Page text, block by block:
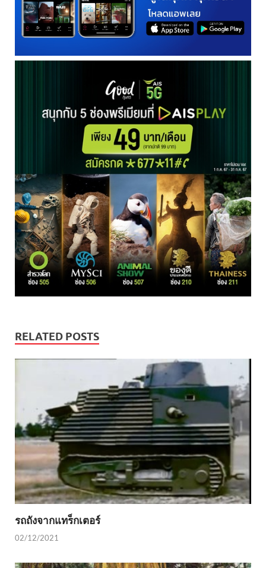
RELATED POSTS
รถถังจากแทร็กเตอร์
02/12/2021